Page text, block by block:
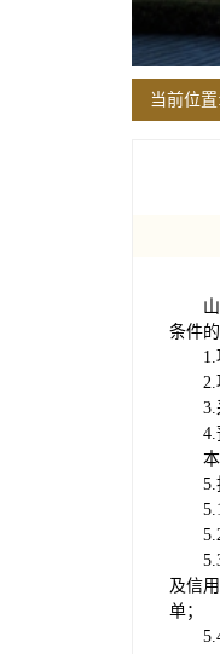
当前位置:
条件
2.
3.
4.
5.
及信
单；